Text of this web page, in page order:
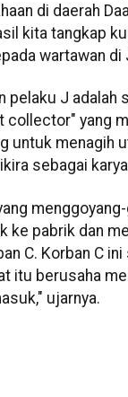
di daerah
kita tangkap
wartawan di
pelaku J adalah
collector" yang
untuk menagih
sebagai
ke pabrik dan
C. Korban C
itu berusaha
ujarnya.